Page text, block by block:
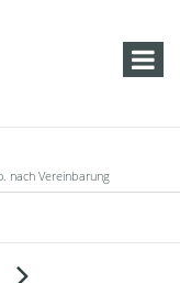
nach Vereinbarung